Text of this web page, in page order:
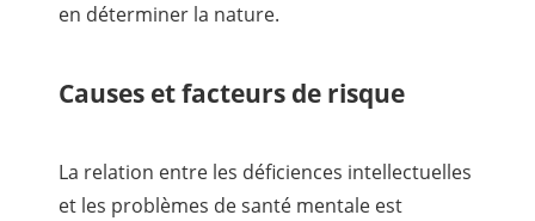
en déterminer la nature.
Causes et facteurs de risque
La relation entre les déficiences intellectuelles
et les problèmes de santé mentale est